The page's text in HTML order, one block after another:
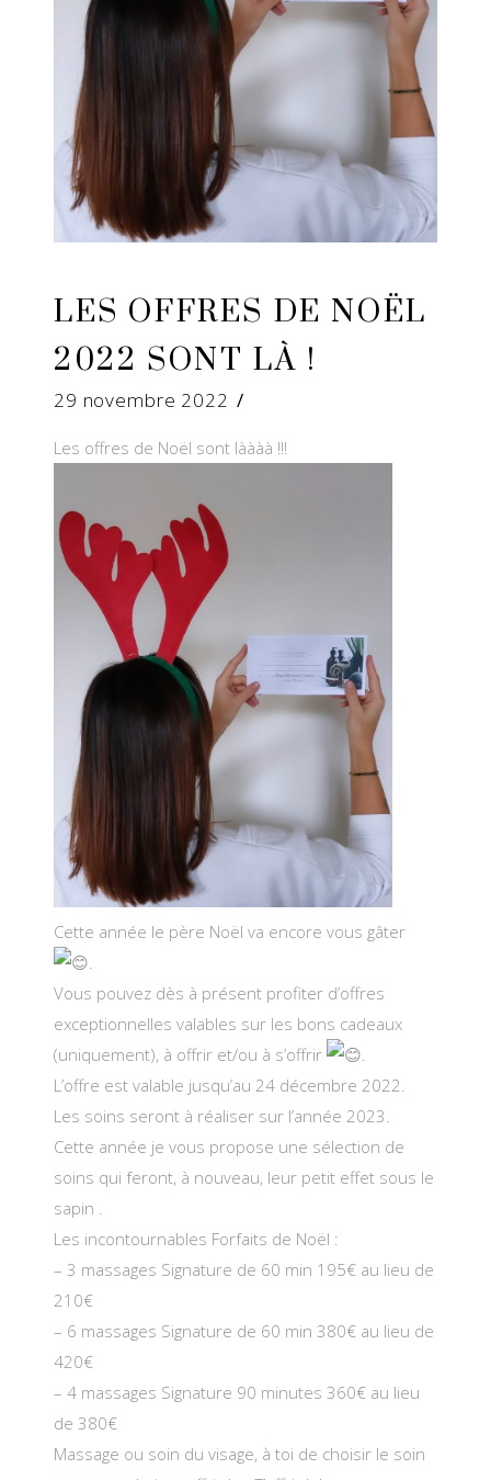
LES OFFRES DE NOËL
2022 SONT LÀ !
29 novembre 2022
Les offres de Noël sont làààà !!!
Cette année le père Noël va encore vous gâter
.
Vous pouvez dès à présent profiter d’offres
exceptionnelles valables sur les bons cadeaux
(uniquement), à offrir et/ou à s’offrir
.
L’offre est valable jusqu’au 24 décembre 2022.
Les soins seront à réaliser sur l’année 2023.
Cette année je vous propose une sélection de
soins qui feront, à nouveau, leur petit effet sous le
sapin .
Les incontournables Forfaits de Noël :
– 3 massages Signature de 60 min 195€ au lieu de
210€
– 6 massages Signature de 60 min 380€ au lieu de
420€
– 4 massages Signature 90 minutes 360€ au lieu
de 380€
Massage ou soin du visage, à toi de choisir le soin